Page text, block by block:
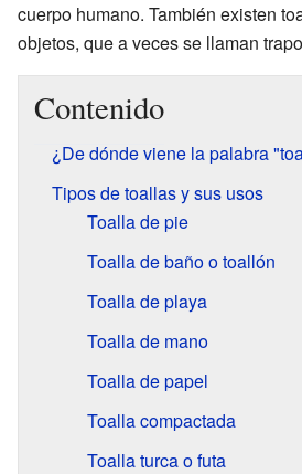
cuerpo humano. También existen
objetos, que a veces se llaman
Contenido
¿De dónde viene la palabra
Tipos de toallas y sus usos
Toalla de pie
Toalla de baño o toallón
Toalla de playa
Toalla de mano
Toalla de papel
Toalla compactada
Toalla turca o futa